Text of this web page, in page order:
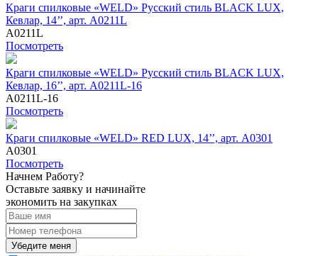
Краги спилковые «WELD» Русский стиль BLACK LUX,
Кевлар, 14’’, арт. A0211L
A0211L
Посмотреть
Краги спилковые «WELD» Русский стиль BLACK LUX,
Кевлар, 16’’, арт. A0211L-16
A0211L-16
Посмотреть
Краги спилковые «WELD» RED LUX, 14’’, арт. A0301
A0301
Посмотреть
Начнем Работу?
Оставьте заявку и начинайте
экономить на закупках
Убедите меня